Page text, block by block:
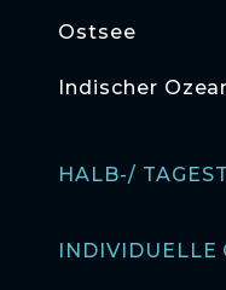
Ostsee
Indischer
HALB-/
INDIVIDUELLE